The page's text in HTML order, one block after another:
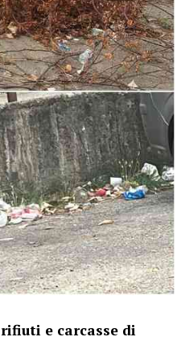
rifiuti e carcasse di